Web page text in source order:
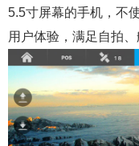
5.5寸屏幕的手机，不
用户体验，满足自拍